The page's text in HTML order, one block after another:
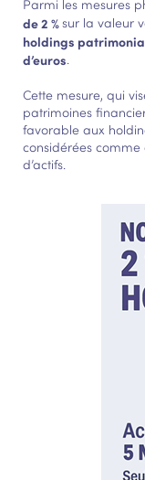
Parmi les mesures
de 2 %sur la valeur
holdings
d’euros.
Cette mesure, qui
patrimoines
favorable aux
considérées
d’actifs.